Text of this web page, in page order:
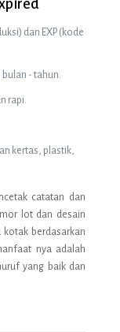
dan EXP (kode
- tahun.
rapi.
kertas, plastik,
catatan dan
lot dan desain
berdasarkan
nya adalah
yang baik dan